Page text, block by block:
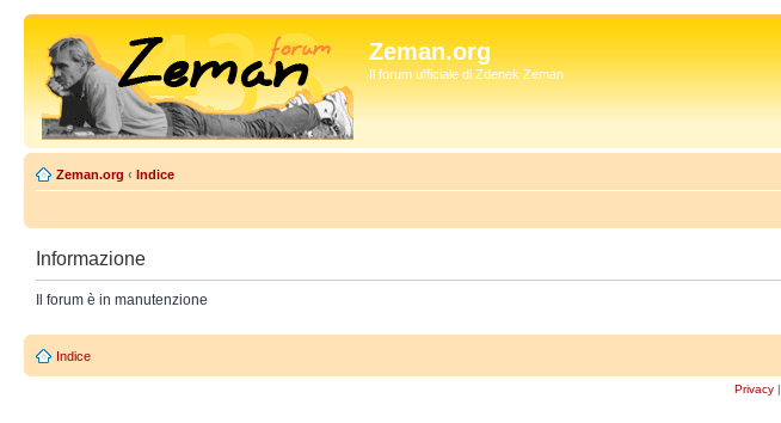
Zeman.org
Il forum ufficiale di Zdenek Zeman
Zeman.org ‹ Indice
Informazione
Il forum è in manutenzione
Indice
Privacy |